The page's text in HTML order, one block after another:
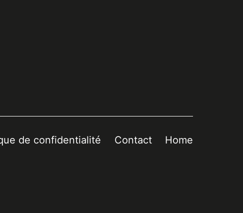
de confidentialité Contact Home